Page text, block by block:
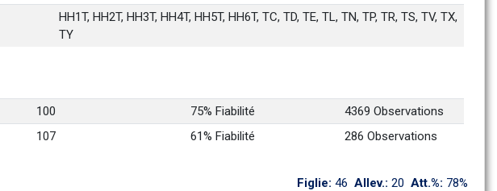
HH1T, HH2T, HH3T, HH4T, HH5T, HH6T, TC, TD, TE, TL, TN, TP, TR, TS, TV, TX,
TY
100 75% Fiabilité
4369 Observations
107 61% Fiabilité 286 Observations
Figlie: 46 Allev.: 20 Att.%: 78%